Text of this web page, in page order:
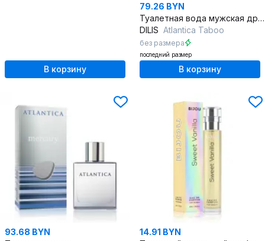
В корзину
79.26 BYN
Туалетная вода мужская древесно-пряная 100 мл
DILIS Atlantica Taboo
без размера
последний размер
В корзину
93.68 BYN
14.91 BYN